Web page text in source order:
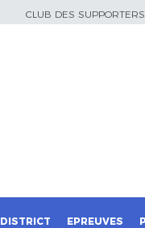
CLUB DES SUPPORTERS
DISTRICT EPREUVES